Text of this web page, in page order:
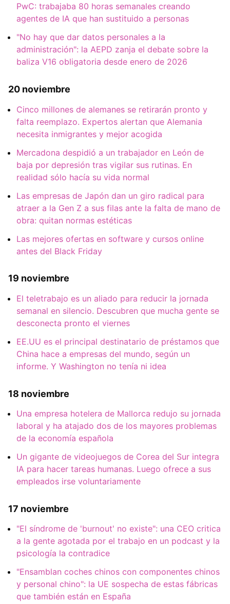
PwC: trabajaba 80 horas semanales creando
agentes de IA que han sustituido a personas
"No hay que dar datos personales a la
administración": la AEPD zanja el debate sobre la
baliza V16 obligatoria desde enero de 2026
20 noviembre
Cinco millones de alemanes se retirarán pronto y
falta reemplazo. Expertos alertan que Alemania
necesita inmigrantes y mejor acogida
Mercadona despidió a un trabajador en León de
baja por depresión tras vigilar sus rutinas. En
realidad sólo hacía su vida normal
Las empresas de Japón dan un giro radical para
atraer a la Gen Z a sus filas ante la falta de mano de
obra: quitan normas estéticas
Las mejores ofertas en software y cursos online
antes del Black Friday
19 noviembre
El teletrabajo es un aliado para reducir la jornada
semanal en silencio. Descubren que mucha gente se
desconecta pronto el viernes
EE.UU es el principal destinatario de préstamos que
China hace a empresas del mundo, según un
informe. Y Washington no tenía ni idea
18 noviembre
Una empresa hotelera de Mallorca redujo su jornada
laboral y ha atajado dos de los mayores problemas
de la economía española
Un gigante de videojuegos de Corea del Sur integra
IA para hacer tareas humanas. Luego ofrece a sus
empleados irse voluntariamente
17 noviembre
"El síndrome de 'burnout' no existe": una CEO critica
a la gente agotada por el trabajo en un podcast y la
psicología la contradice
"Ensamblan coches chinos con componentes chinos
y personal chino": la UE sospecha de estas fábricas
que también están en España